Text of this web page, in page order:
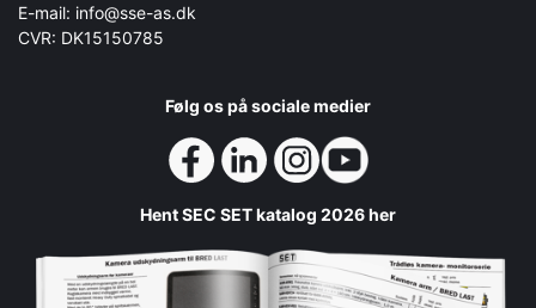
E-mail: info@sse-as.dk
CVR: DK15150785
Følg os på sociale medier
Hent SEC SET katalog 2026 her